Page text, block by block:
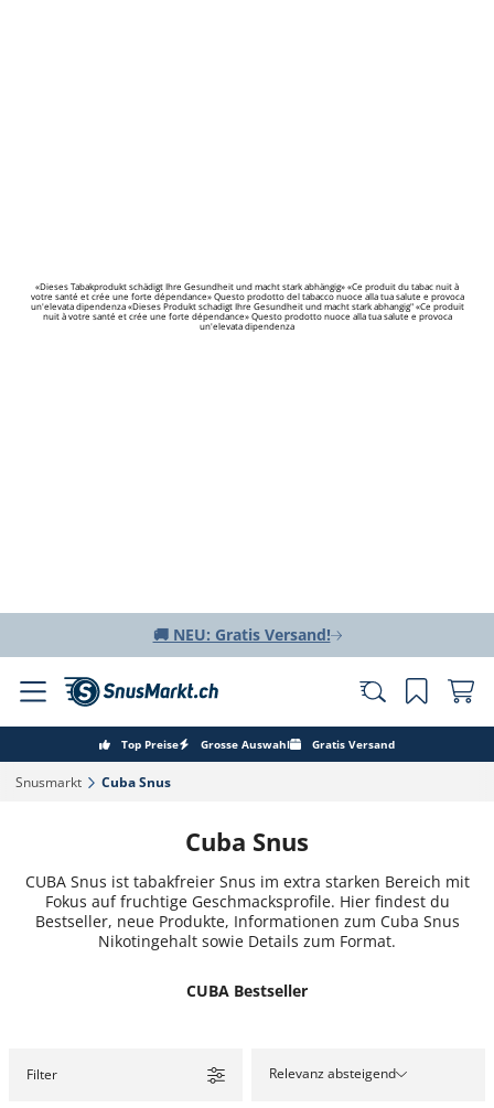
«Dieses Tabakprodukt schädigt Ihre Gesundheit und macht stark abhängig» «Ce produit du tabac nuit à
votre santé et crée une forte dépendance» Questo prodotto del tabacco nuoce alla tua salute e provoca
un'elevata dipendenza «Dieses Produkt schadigt Ihre Gesundheit und macht stark abhangig" «Ce produit
nuit à votre santé et crée une forte dépendance» Questo prodotto nuoce alla tua salute e provoca
un'elevata dipendenza
🚚 NEU: Gratis Versand!
Top Preise Grosse Auswahl Gratis Versand
Snusmarkt‎ Cuba Snus‎
Cuba Snus
CUBA Snus ist tabakfreier Snus im extra starken Bereich mit
Fokus auf fruchtige Geschmacksprofile. Hier findest du
Bestseller, neue Produkte, Informationen zum Cuba Snus
Nikotingehalt sowie Details zum Format.
CUBA Bestseller
Filter Relevanz absteigend